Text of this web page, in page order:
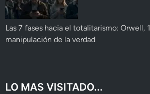
Las 7 fases hacia el totalitarismo: Orwell,
manipulación de la verdad
LO MAS VISITADO...